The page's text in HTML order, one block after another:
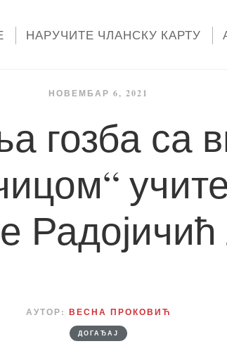
НАРУЧИТЕ ЧЛАНСКУ КАРТУ
НОВЕМБАР 6, 2021
гозба са
АУТОР: ВЕСНА ПРОКОВИЋ
ДОГАЂАЈ